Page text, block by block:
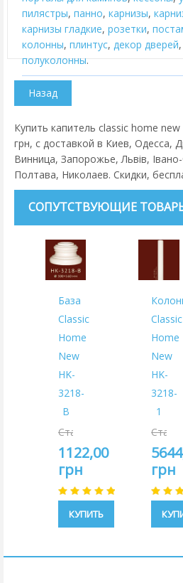
пилястры, панно, карнизы,
карнизы гладкие, розетки,
колонны, плинтус, декор дверей,
полуколонны.
Купить капитель classic home
грн, с доставкой в Киев, Одесса,
Винница, Запорожье, Львів,
Полтава, Николаев. Скидки,
СОПУТСТВУЮЩИЕ
База
Classic
Home
New
HK-
3218-
B
Старая
цена:
1320,00
грн
1122,00
грн
КУПИТЬ
Classic
Home
New
HK-
3218-
1
Старая
цена:
6640,00
грн
грн